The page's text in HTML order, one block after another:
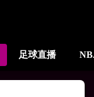
足球直播